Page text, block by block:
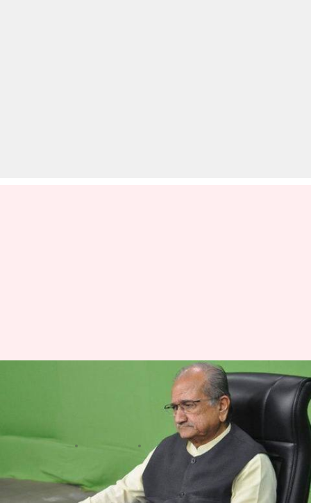
गुजरात में भाजपा सरकार को बड़ा
झटका, हाई कोर्ट ने रद्द किया मंत्री का
03:26 pm
क्या है खबर?